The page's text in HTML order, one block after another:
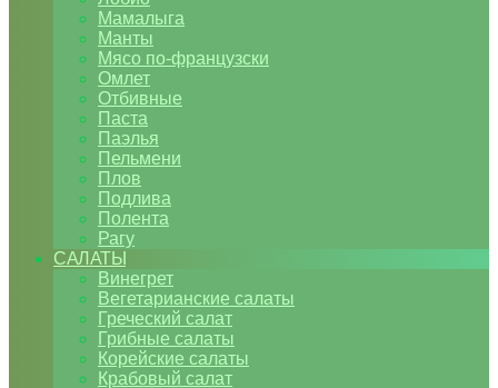
Мамалыга
Манты
Мясо по-французски
Омлет
Отбивные
Паста
Паэлья
Пельмени
Плов
Подлива
Полента
Рагу
САЛАТЫ
Винегрет
Вегетарианские салаты
Греческий салат
Грибные салаты
Корейские салаты
Крабовый салат